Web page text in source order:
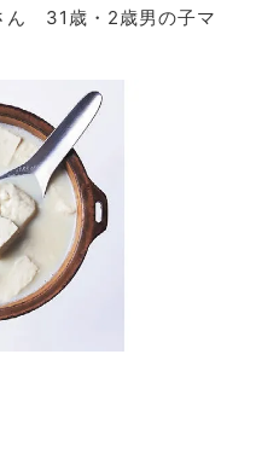
ん 31歳・2歳男の子マ